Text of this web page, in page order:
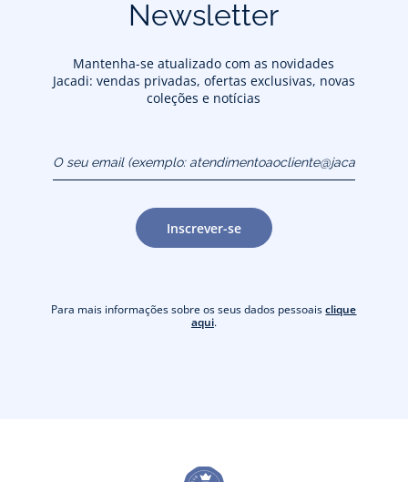
Newsletter
Mantenha-se atualizado com as novidades
Jacadi: vendas privadas, ofertas exclusivas, novas
coleções e notícias
atendimentoaocliente@jacadi.pt)
Inscrever-se
Para mais informações sobre os seus dados pessoaisclique
aqui.